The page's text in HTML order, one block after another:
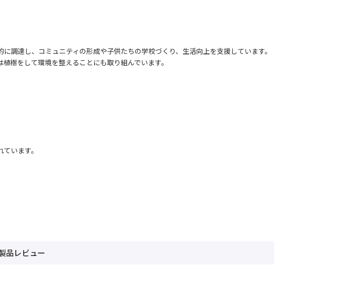
調達し、コミュニティの形成や子供たちの学校づくり、生活向上を支援しています。
樹をして環境を整えることにも取り組んでいます。
います。
品レビュー